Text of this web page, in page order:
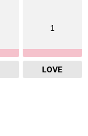
1
LOVE